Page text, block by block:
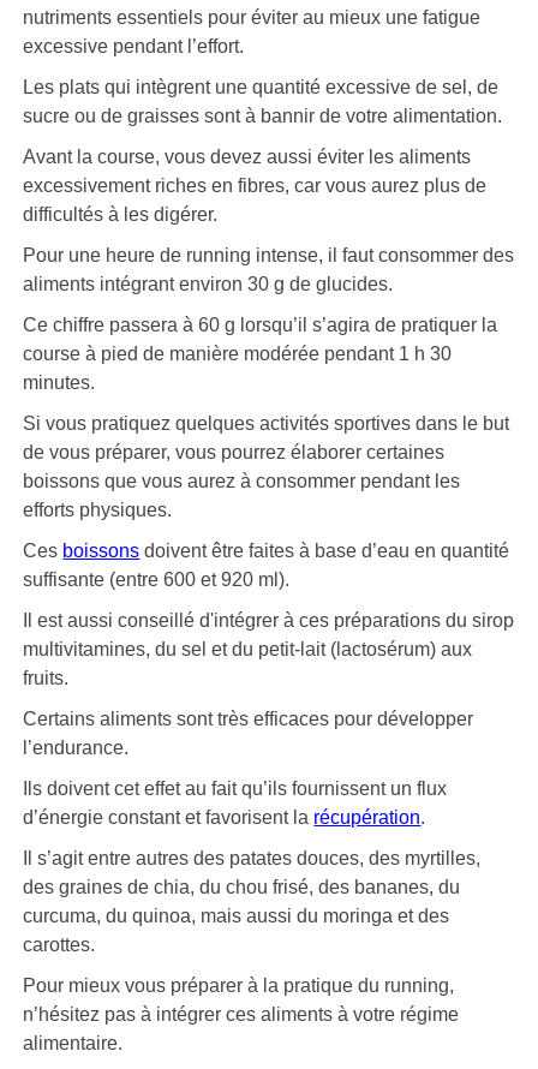
nutriments essentiels pour éviter au mieux une fatigue
excessive pendant l’effort.
Les plats qui intègrent une quantité excessive de sel, de
sucre ou de graisses sont à bannir de votre alimentation.
Avant la course, vous devez aussi éviter les aliments
excessivement riches en fibres, car vous aurez plus de
difficultés à les digérer.
Pour une heure de running intense, il faut consommer des
aliments intégrant environ 30 g de glucides.
Ce chiffre passera à 60 g lorsqu’il s’agira de pratiquer la
course à pied de manière modérée pendant 1 h 30
minutes.
Si vous pratiquez quelques activités sportives dans le but
de vous préparer, vous pourrez élaborer certaines
boissons que vous aurez à consommer pendant les
efforts physiques.
Ces boissons doivent être faites à base d’eau en quantité
suffisante (entre 600 et 920 ml).
Il est aussi conseillé d'intégrer à ces préparations du sirop
multivitamines, du sel et du petit-lait (lactosérum) aux
fruits.
Certains aliments sont très efficaces pour développer
l’endurance.
Ils doivent cet effet au fait qu’ils fournissent un flux
d’énergie constant et favorisent la récupération.
Il s’agit entre autres des patates douces, des myrtilles,
des graines de chia, du chou frisé, des bananes, du
curcuma, du quinoa, mais aussi du moringa et des
carottes.
Pour mieux vous préparer à la pratique du running,
n’hésitez pas à intégrer ces aliments à votre régime
alimentaire.